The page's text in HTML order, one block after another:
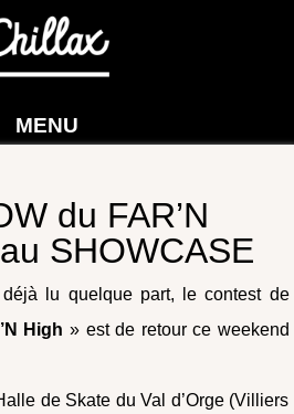
MENU
du FAR’N
SHOWCASE
déjà lu quelque part, le contest de
High » est de retour ce weekend
de Skate du Val d’Orge (Villiers